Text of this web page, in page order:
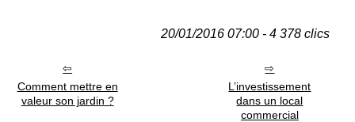
20/01/2016 07:00 - 4 378 clics
Comment mettre en
valeur son jardin ?
L’investissement
dans un local
commercial